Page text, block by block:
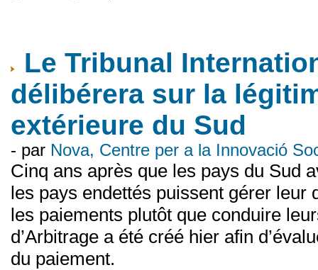
Le Tribunal
délibérera sur la
extérieure du Sud
- par Nova, Centre per a la Innovació
Cinq ans après que les pays du Sud
les pays endettés puissent gérer leur
les paiements plutôt que conduire
d’Arbitrage a été créé hier afin
du paiement.